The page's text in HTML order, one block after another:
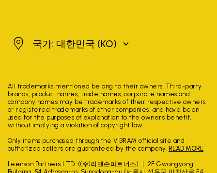
대한민국국가: 대한민국 (KO)
All trademarks mentioned belong to their owners. Third-party
brands, product names, trade names, corporate names and
company names may be trademarks of their respective owners
or registered trademarks of other companies, and have been
used for the purposes of explanation to the owner's benefit,
without implying a violation of copyright law.
Only items purchased through the VIBRAM official site and
authorized sellers are guaranteed by the company. READ MORE
Leenson Partners LTD. ((주)리앤손파트너스)
2F Gwangyong